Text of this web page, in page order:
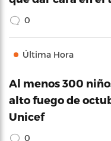
0
Última Hora
Al menos 300
alto fuego de
Unicef
0